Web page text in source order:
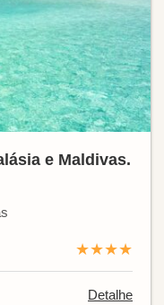
e Maldivas.
★★★★
Detalhe